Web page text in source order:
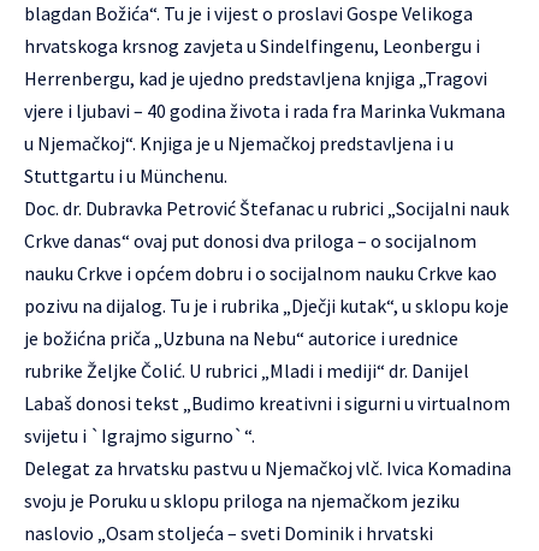
blagdan Božića“. Tu je i vijest o proslavi Gospe Velikoga
hrvatskoga krsnog zavjeta u Sindelfingenu, Leonbergu i
Herrenbergu, kad je ujedno predstavljena knjiga „Tragovi
vjere i ljubavi – 40 godina života i rada fra Marinka Vukmana
u Njemačkoj“. Knjiga je u Njemačkoj predstavljena i u
Stuttgartu i u Münchenu.
Doc. dr. Dubravka Petrović Štefanac u rubrici „Socijalni nauk
Crkve danas“ ovaj put donosi dva priloga – o socijalnom
nauku Crkve i općem dobru i o socijalnom nauku Crkve kao
pozivu na dijalog. Tu je i rubrika „Dječji kutak“, u sklopu koje
je božićna priča „Uzbuna na Nebu“ autorice i urednice
rubrike Željke Čolić. U rubrici „Mladi i mediji“ dr. Danijel
Labaš donosi tekst „Budimo kreativni i sigurni u virtualnom
svijetu i `Igrajmo sigurno`“.
Delegat za hrvatsku pastvu u Njemačkoj vlč. Ivica Komadina
svoju je Poruku u sklopu priloga na njemačkom jeziku
naslovio „Osam stoljeća – sveti Dominik i hrvatski